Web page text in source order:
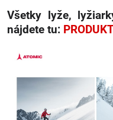
Všetky lyže,
nájdete tu: